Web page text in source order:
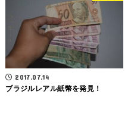
2017.07.14
ブラジルレアル紙幣を発見！